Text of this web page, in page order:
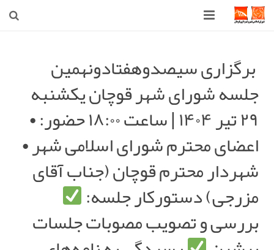
شهرداری
شورای اسلامی شهر قوچان
برگزاری سیصدوهفتادونهمین
جلسه شورای شهر قوچان یکشنبه
۲۹ تیر ۱۴۰۴ | ساعت ۱۸:۰۰ حضور: •
اعضای محترم شورای اسلامی شهر •
شهردار محترم قوچان (جناب آقای
مزرجی) دستورکار جلسه:
بررسی و تصویب مصوبات جلسات